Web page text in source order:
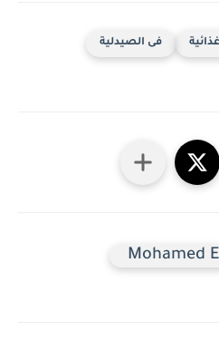
فى الصيدلية
Mohamed